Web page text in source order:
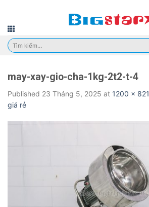
content
Tìm
kiếm:
may-xay-gio-cha-1kg-2t2-t-4
Published 23 Tháng 5, 2025 at 1200 × 821
giá rẻ